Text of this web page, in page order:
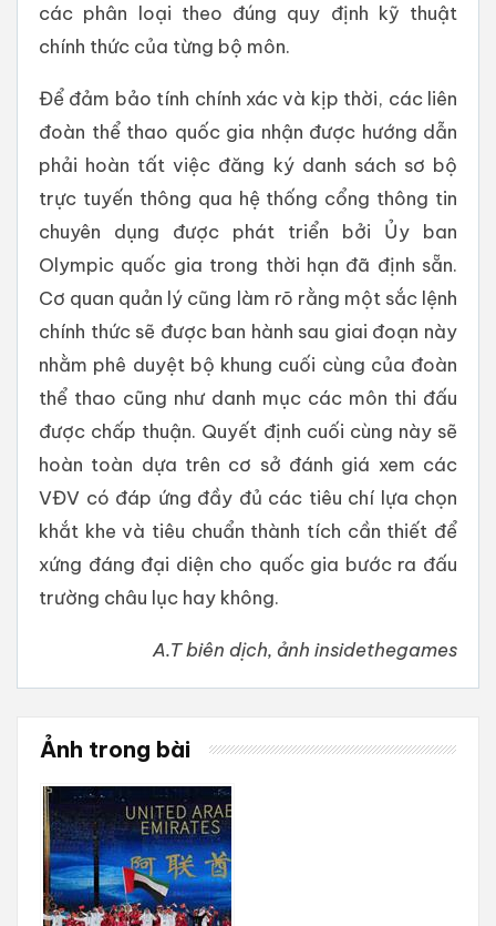
các phân loại theo đúng quy định kỹ thuật
chính thức của từng bộ môn.
Để đảm bảo tính chính xác và kịp thời, các liên
đoàn thể thao quốc gia nhận được hướng dẫn
phải hoàn tất việc đăng ký danh sách sơ bộ
trực tuyến thông qua hệ thống cổng thông tin
chuyên dụng được phát triển bởi Ủy ban
Olympic quốc gia trong thời hạn đã định sẵn.
Cơ quan quản lý cũng làm rõ rằng một sắc lệnh
chính thức sẽ được ban hành sau giai đoạn này
nhằm phê duyệt bộ khung cuối cùng của đoàn
thể thao cũng như danh mục các môn thi đấu
được chấp thuận. Quyết định cuối cùng này sẽ
hoàn toàn dựa trên cơ sở đánh giá xem các
VĐV có đáp ứng đầy đủ các tiêu chí lựa chọn
khắt khe và tiêu chuẩn thành tích cần thiết để
xứng đáng đại diện cho quốc gia bước ra đấu
trường châu lục hay không.
A.T biên dịch, ảnh insidethegames
Ảnh trong bài